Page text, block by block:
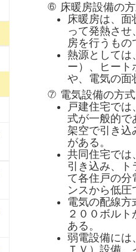
⑥ 床暖房設備の
床暖房は、
って発熱さ
房を行うもの
熱源としては
ー）、ヒート
や、電気の面
⑦ 電気設備の方式
戸建住宅で
式が一般的で
架空で引き込
がある。
共同住宅では
引き込み、ト
て各住戸の分
ンスから低圧
電気の配線方
２００ボル
ある。
弱電設備には